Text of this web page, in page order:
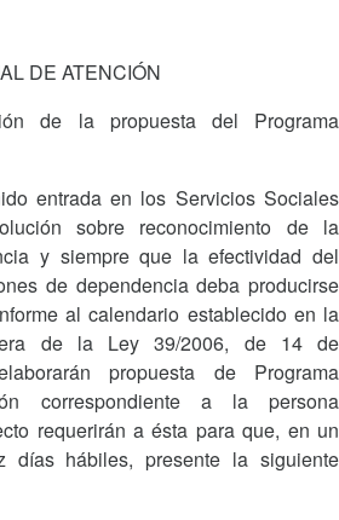
DE ATENCIÓN
de la propuesta del Programa
entrada en los Servicios Sociales
sobre reconocimiento de la
y siempre que la efectividad del
de dependencia deba producirse
al calendario establecido en la
de la Ley 39/2006, de 14 de
propuesta de Programa
correspondiente a la persona
requerirán a ésta para que, en un
días hábiles, presente la siguiente